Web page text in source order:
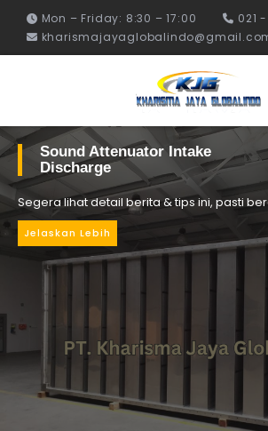
Mon – Friday: 8:30 – 17:00
021
Sound Attenuator Intake
Discharge
Segera lihat detail berita & tips ini, pasti
Jelaskan Lebih